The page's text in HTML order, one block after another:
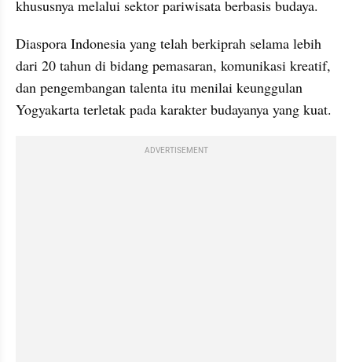
khususnya melalui sektor pariwisata berbasis budaya.
Diaspora Indonesia yang telah berkiprah selama lebih
dari 20 tahun di bidang pemasaran, komunikasi kreatif,
dan pengembangan talenta itu menilai keunggulan
Yogyakarta terletak pada karakter budayanya yang kuat.
ADVERTISEMENT